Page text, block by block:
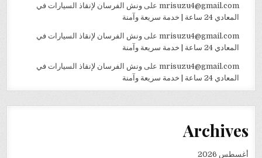
mrisuzu4@gmail.comعلى ونش الفرسان لإنقاذ السيارات في
المعادي 24 ساعة | خدمة سريعة وآمنة
mrisuzu4@gmail.comعلى ونش الفرسان لإنقاذ السيارات في
المعادي 24 ساعة | خدمة سريعة وآمنة
mrisuzu4@gmail.comعلى ونش الفرسان لإنقاذ السيارات في
المعادي 24 ساعة | خدمة سريعة وآمنة
Archives
أغسطس 2026